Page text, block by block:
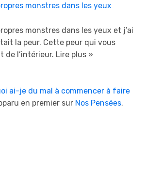
monstres dans les yeux
monstres dans les yeux et j’ai
la peur. Cette peur qui vous
de l’intérieur. Lire plus »
ai-je du mal à commencer à faire
en premier sur Nos Pensées.